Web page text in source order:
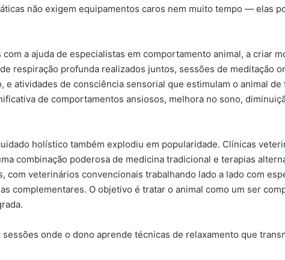
não exigem equipamentos caros nem muito tempo — elas
a ajuda de especialistas em comportamento animal, a criar
respiração profunda realizados juntos, sessões de meditação
e atividades de consciência sensorial que estimulam o animal
de comportamentos ansiosos, melhora no sono,
holístico também explodiu em popularidade. Clínicas
combinação poderosa de medicina tradicional e terapias
com veterinários convencionais trabalhando lado a lado com
complementares. O objetivo é tratar o animal como um ser
sessões onde o dono aprende técnicas de relaxamento que